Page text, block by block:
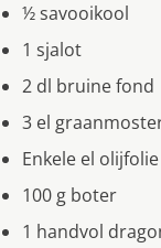
½ savooikool
1 sjalot
2 dl bruine fond
3 el
Enkele el olijfolie
100 g boter
1 handvol